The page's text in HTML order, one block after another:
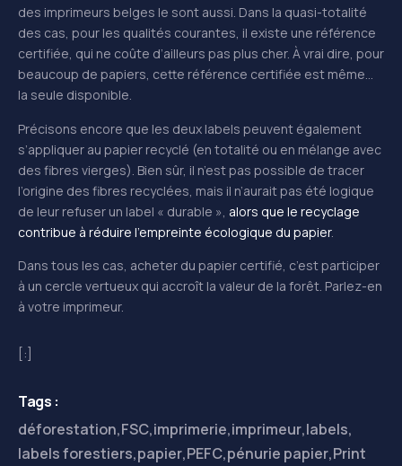
des imprimeurs belges le sont aussi. Dans la quasi-totalité
des cas, pour les qualités courantes, il existe une référence
certifiée, qui ne coûte d’ailleurs pas plus cher. À vrai dire, pour
beaucoup de papiers, cette référence certifiée est même…
la seule disponible.
Précisons encore que les deux labels peuvent également
s’appliquer au papier recyclé (en totalité ou en mélange avec
des fibres vierges). Bien sûr, il n’est pas possible de tracer
l’origine des fibres recyclées, mais il n’aurait pas été logique
de leur refuser un label « durable », alors que le recyclage
contribue à réduire l’empreinte écologique du papier.
Dans tous les cas, acheter du papier certifié, c’est participer
à un cercle vertueux qui accroît la valeur de la forêt. Parlez-en
à votre imprimeur.
[:]
Tags :
déforestation,FSC,imprimerie,imprimeur,labels,
labels forestiers,papier,PEFC,pénurie papier,Print